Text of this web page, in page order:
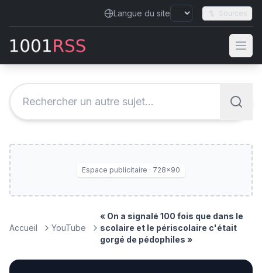
Langue du site Sources
Espace publicitaire · 728×90
Accueil YouTube
« On a signalé 100 fois que dans le
scolaire et le périscolaire c'était
gorgé de pédophiles »